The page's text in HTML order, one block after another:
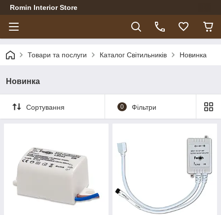
Romin Interior Store
Товари та послуги Каталог Світильників Новинка
Новинка
Сортування 0 Фільтри